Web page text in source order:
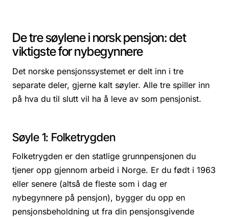
De tre søylene i norsk pensjon: det
viktigste for nybegynnere
Det norske pensjonssystemet er delt inn i tre
separate deler, gjerne kalt søyler. Alle tre spiller inn
på hva du til slutt vil ha å leve av som pensjonist.
Søyle 1: Folketrygden
Folketrygden er den statlige grunnpensjonen du
tjener opp gjennom arbeid i Norge. Er du født i 1963
eller senere (altså de fleste som i dag er
nybegynnere på pensjon), bygger du opp en
pensjonsbeholdning ut fra din pensjonsgivende